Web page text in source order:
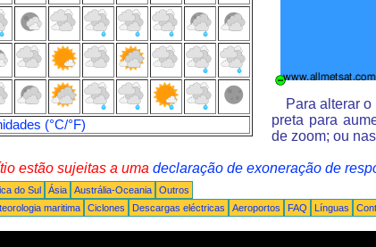
(°C/°F)
Para alterar
preta para
de zoom; ou
estão sujeitas a uma declaração de exoneração de
do Sul Ásia Austrália-Oceania
Outros
maritima Ciclones Descargas eléctricas Aeroportos FAQ Línguas